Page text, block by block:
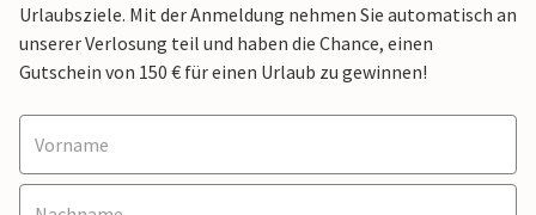
Urlaubsziele. Mit der Anmeldung nehmen Sie automatisch an
unserer Verlosung teil und haben die Chance, einen
Gutschein von 150 € für einen Urlaub zu gewinnen!